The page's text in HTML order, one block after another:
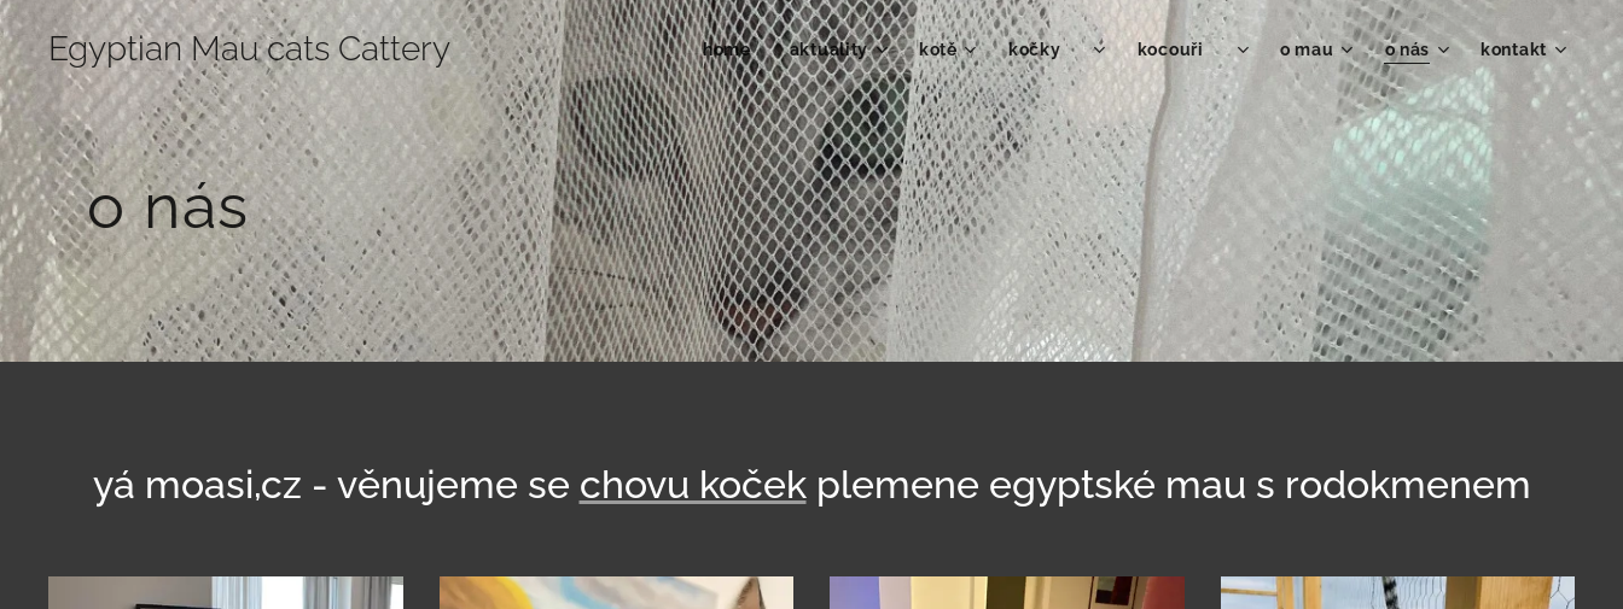
Egyptian Mau cats Cattery home aktuality kotě kočky ♀ kocouři ♂ o mau o nás kontakt
o nás
yá moasi,cz - věnujeme se chovu kočekplemene egyptské mau s rodokmenem